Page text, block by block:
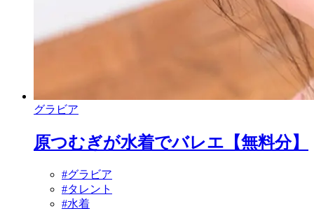
グラビア
原つむぎが水着でバレエ【無料分】
#グラビア
#タレント
#水着